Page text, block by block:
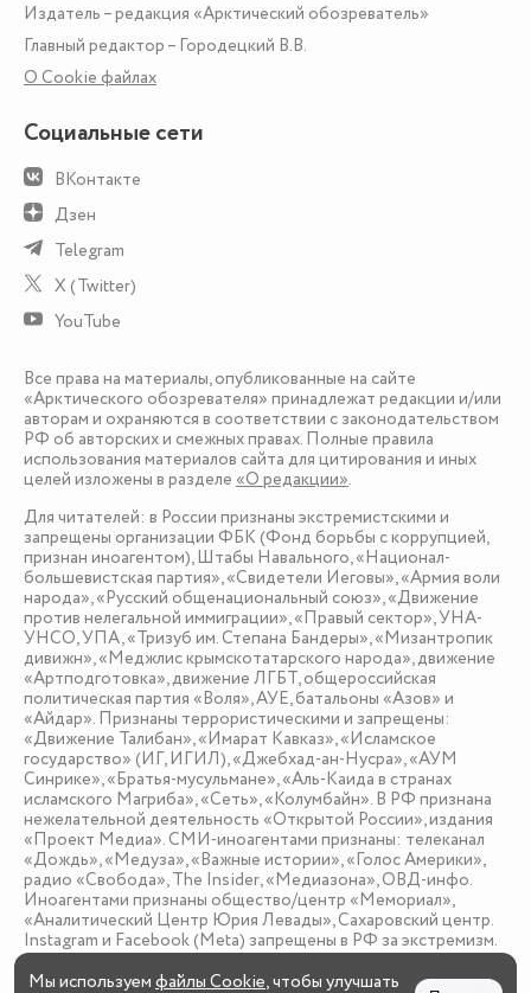
Издатель – редакция «Арктический обозреватель»
Главный редактор – Городецкий В.В.
О Сookie файлах
Социальные сети
ВКонтакте
Дзен
Telegram
X (Twitter)
YouTube
Все права на материалы, опубликованные на сайте
«Арктического обозревателя» принадлежат редакции и/или
авторам и охраняются в соответствии с законодательством
РФ об авторских и смежных правах. Полные правила
использования материалов сайта для цитирования и иных
целей изложены в разделе «О редакции».
Для читателей: в России признаны экстремистскими и
запрещены организации ФБК (Фонд борьбы с коррупцией,
признан иноагентом), Штабы Навального, «Национал-
большевистская партия», «Свидетели Иеговы», «Армия воли
народа», «Русский общенациональный союз», «Движение
против нелегальной иммиграции», «Правый сектор», УНА-
УНСО, УПА, «Тризуб им. Степана Бандеры», «Мизантропик
дивижн», «Меджлис крымскотатарского народа», движение
«Артподготовка», движение ЛГБТ, общероссийская
политическая партия «Воля», АУЕ, батальоны «Азов» и
«Айдар». Признаны террористическими и запрещены:
«Движение Талибан», «Имарат Кавказ», «Исламское
государство» (ИГ, ИГИЛ), «Джебхад-ан-Нусра», «АУМ
Синрике», «Братья-мусульмане», «Аль-Каида в странах
исламского Магриба», «Сеть», «Колумбайн». В РФ признана
нежелательной деятельность «Открытой России», издания
«Проект Медиа». СМИ-иноагентами признаны: телеканал
«Дождь», «Медуза», «Важные истории», «Голос Америки»,
радио «Свобода», The Insider, «Медиазона», ОВД-инфо.
Иноагентами признаны общество/центр «Мемориал»,
«Аналитический Центр Юрия Левады», Сахаровский центр.
Instagram и Facebook (Metа) запрещены в РФ за экстремизм.
Мы используемфайлы Cookie, чтобы улучшать